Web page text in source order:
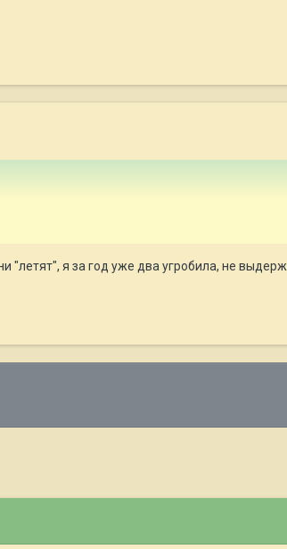
"летят", я за год уже два угробила, не